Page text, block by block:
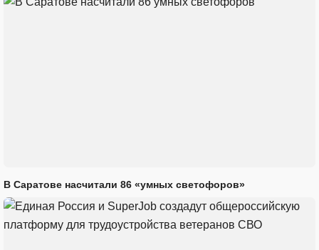
В Саратове насчитали 86 «умных светофоров»